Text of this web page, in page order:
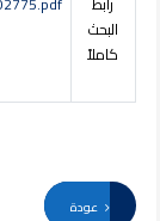
البحث
كاملاً